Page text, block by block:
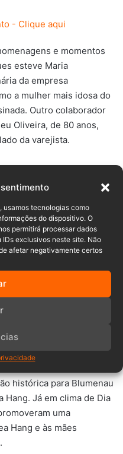
usamos tecnologias como
do dispositivo. O
permitirá processar dados
exclusivos neste site. Não
afetar negativamente certos
e momentos
esteve Maria
da empresa
a mulher mais idosa do
Outro colaborador
Oliveira, de 80 anos,
da varejista.
Luciano Hangdestacou
de diferentes idades
dos dois colaboradores
pela marca.
Luciano Hang
Público sobre uso da
Havan
histórica para Blumenau
Hang. Já em clima de Dia
uma
Hang e às mães